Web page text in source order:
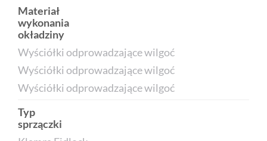
Materiał
wykonania
okładziny
Wyściółki odprowadzające wilgoć
Wyściółki odprowadzające wilgoć
Wyściółki odprowadzające wilgoć
Typ
sprzączki